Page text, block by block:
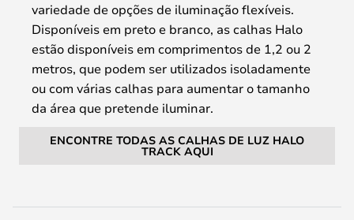
variedade de opções de iluminação flexíveis.
Disponíveis em preto e branco, as calhas Halo
estão disponíveis em comprimentos de 1,2 ou 2
metros, que podem ser utilizados isoladamente
ou com várias calhas para aumentar o tamanho
da área que pretende iluminar.
ENCONTRE TODAS AS CALHAS DE LUZ HALO
TRACK AQUI